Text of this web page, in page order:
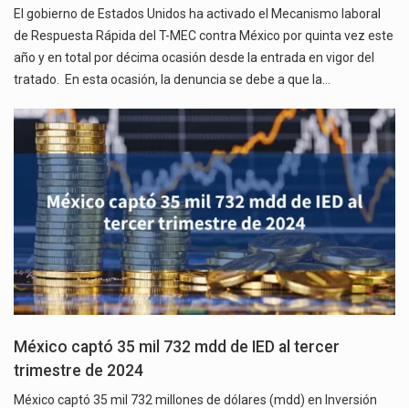
El gobierno de Estados Unidos ha activado el Mecanismo laboral
de Respuesta Rápida del T-MEC contra México por quinta vez este
año y en total por décima ocasión desde la entrada en vigor del
tratado. En esta ocasión, la denuncia se debe a que la…
México captó 35 mil 732 mdd de IED al tercer
trimestre de 2024
México captó 35 mil 732 millones de dólares (mdd) en Inversión